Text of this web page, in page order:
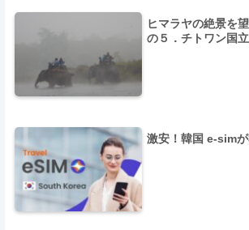
ヒマラヤの絶景を
の５．チトワン国
激安！韓国 e-simが